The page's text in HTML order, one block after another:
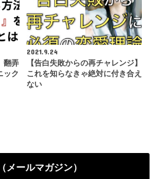
翻弄
ック
2021.9.24
【告白失敗からの再チャレンジ】
これを知らなきゃ絶対に付き合え
ない
メールマガジン）